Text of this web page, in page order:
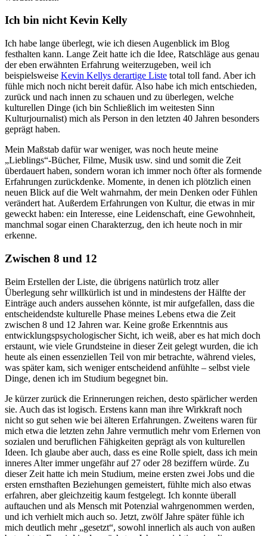
Ich bin nicht Kevin Kelly
Ich habe lange überlegt, wie ich diesen Augenblick im Blog
festhalten kann. Lange Zeit hatte ich die Idee, Ratschläge aus genau
der eben erwähnten Erfahrung weiterzugeben, weil ich
beispielsweise Kevin Kellys derartige Liste total toll fand. Aber ich
fühle mich noch nicht bereit dafür. Also habe ich mich entschieden,
zurück und nach innen zu schauen und zu überlegen, welche
kulturellen Dinge (ich bin Schließlich im weitesten Sinn
Kulturjournalist) mich als Person in den letzten 40 Jahren besonders
geprägt haben.
Mein Maßstab dafür war weniger, was noch heute meine
„Lieblings“-Bücher, Filme, Musik usw. sind und somit die Zeit
überdauert haben, sondern woran ich immer noch öfter als formende
Erfahrungen zurückdenke. Momente, in denen ich plötzlich einen
neuen Blick auf die Welt wahrnahm, der mein Denken oder Fühlen
verändert hat. Außerdem Erfahrungen von Kultur, die etwas in mir
geweckt haben: ein Interesse, eine Leidenschaft, eine Gewohnheit,
manchmal sogar einen Charakterzug, den ich heute noch in mir
erkenne.
Zwischen 8 und 12
Beim Erstellen der Liste, die übrigens natürlich trotz aller
Überlegung sehr willkürlich ist und in mindestens der Hälfte der
Einträge auch anders aussehen könnte, ist mir aufgefallen, dass die
entscheidendste kulturelle Phase meines Lebens etwa die Zeit
zwischen 8 und 12 Jahren war. Keine große Erkenntnis aus
entwicklungspsychologischer Sicht, ich weiß, aber es hat mich doch
erstaunt, wie viele Grundsteine in dieser Zeit gelegt wurden, die ich
heute als einen essenziellen Teil von mir betrachte, während vieles,
was später kam, sich weniger entscheidend anfühlte – selbst viele
Dinge, denen ich im Studium begegnet bin.
Je kürzer zurück die Erinnerungen reichen, desto spärlicher werden
sie. Auch das ist logisch. Erstens kann man ihre Wirkkraft noch
nicht so gut sehen wie bei älteren Erfahrungen. Zweitens waren für
mich etwa die letzten zehn Jahre vermutlich mehr vom Erlernen von
sozialen und beruflichen Fähigkeiten geprägt als von kulturellen
Ideen. Ich glaube aber auch, dass es eine Rolle spielt, dass ich mein
inneres Alter immer ungefähr auf 27 oder 28 beziffern würde. Zu
dieser Zeit hatte ich mein Studium, meine ersten zwei Jobs und die
ersten ernsthaften Beziehungen gemeistert, fühlte mich also etwas
erfahren, aber gleichzeitig kaum festgelegt. Ich konnte überall
auftauchen und als Mensch mit Potenzial wahrgenommen werden,
und ich verhielt mich auch so. Jetzt, zwölf Jahre später fühle ich
mich deutlich mehr „gesetzt“, sowohl innerlich als auch von außen